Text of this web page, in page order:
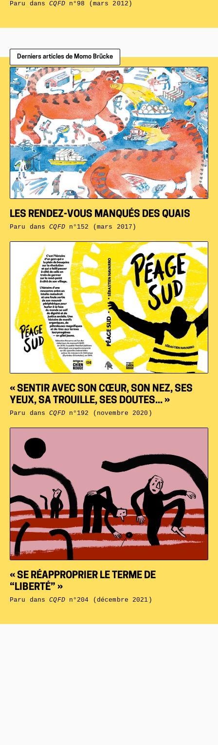
Paru dansCQFDn°98 (mars 2012)
Derniers articles de Momo Brücke
« SE RÉAPPROPRIER LE TERME DE
“LIBERTÉ” »
Paru dansCQFDn°204 (décembre 2021)
« SENTIR AVEC SON CŒUR, SON NEZ, SES
YEUX, SA TROUILLE, SES DOUTES... »
Paru dansCQFDn°192 (novembre 2020)
LES RENDEZ-VOUS MANQUÉS DES QUAIS
Paru dansCQFDn°152 (mars 2017)